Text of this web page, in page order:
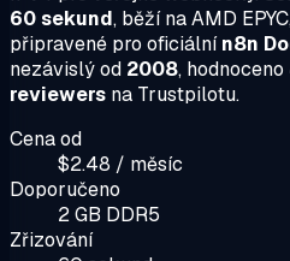
60 sekund, běží na AMD
připravené pro oficiálnín8n
nezávislý od 2008, hodnoceno
reviewers na Trustpilotu.
Cena od
$2.48 / měsíc
Doporučeno
2 GB DDR5
Zřizování